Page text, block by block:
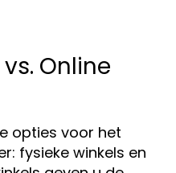
Online
opties voor het
fysieke winkels en